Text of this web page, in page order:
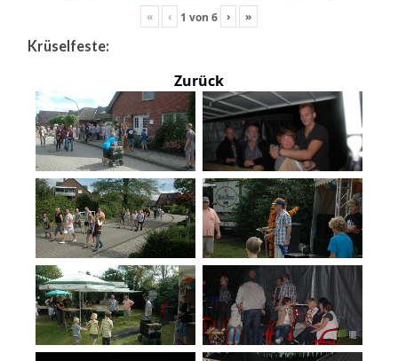
« ‹ 1 von 6 › »
Krüselfeste:
Zurück